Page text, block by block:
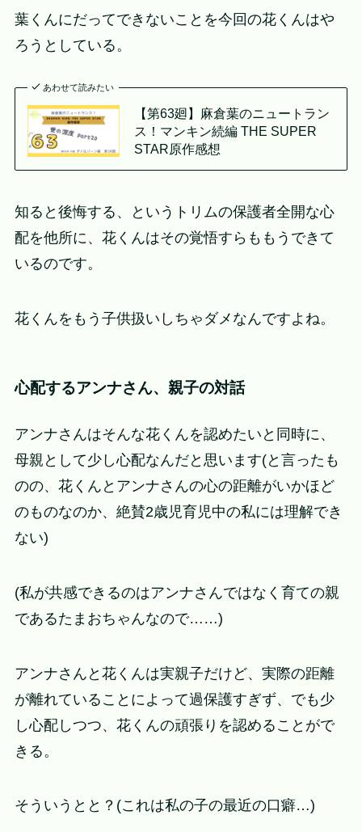
葉くんにだってできないことを今回の花くんはや
ろうとしている。
あわせて読みたい
【第63廻】麻倉葉のニュートラン
ス！マンキン続編 THE SUPER
STAR原作感想
知ると後悔する、というトリムの保護者全開な心
配を他所に、花くんはその覚悟すらももうできて
いるのです。
花くんをもう子供扱いしちゃダメなんですよね。
心配するアンナさん、親子の対話
アンナさんはそんな花くんを認めたいと同時に、
母親として少し心配なんだと思います(と言ったも
のの、花くんとアンナさんの心の距離がいかほど
のものなのか、絶賛2歳児育児中の私には理解でき
ない)
(私が共感できるのはアンナさんではなく育ての親
であるたまおちゃんなので……)
アンナさんと花くんは実親子だけど、実際の距離
が離れていることによって過保護すぎず、でも少
し心配しつつ、花くんの頑張りを認めることがで
きる。
そういうとと？(これは私の子の最近の口癖…)